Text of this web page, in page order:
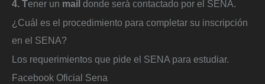
4. Tener un mail donde será contactado por el SENA.
¿Cuál es el procedimiento para completar su inscripción
en el SENA?
Los requerimientos que pide el SENA para estudiar.
Facebook Oficial Sena